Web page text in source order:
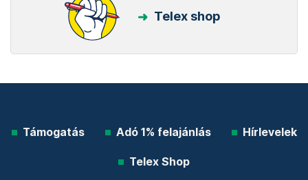
Telex shop
Támogatás Adó 1% felajánlás Hírlevelek
Telex Shop